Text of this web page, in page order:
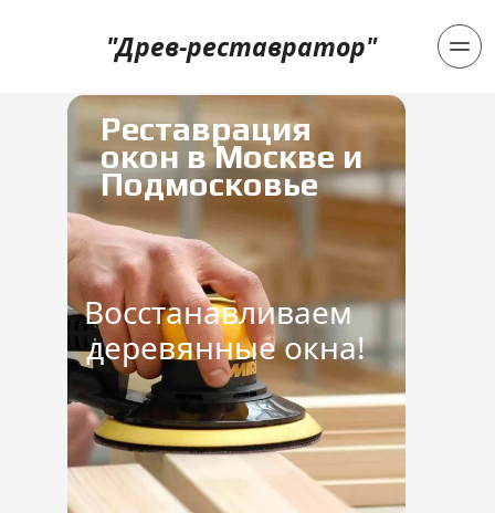
"Древ-реставратор"
Реставрация
окон в Москве и
Подмосковье
Восстанавливаем
деревянные окна!